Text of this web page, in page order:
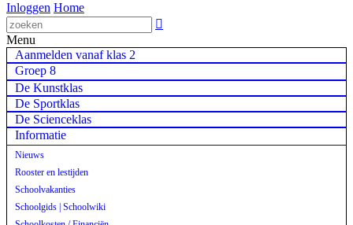
Inloggen Home

Menu
Aanmelden vanaf klas 2
Groep 8
De Kunstklas
De Sportklas
De Scienceklas
Informatie
Nieuws
Rooster en lestijden
Schoolvakanties
Schoolgids | Schoolwiki